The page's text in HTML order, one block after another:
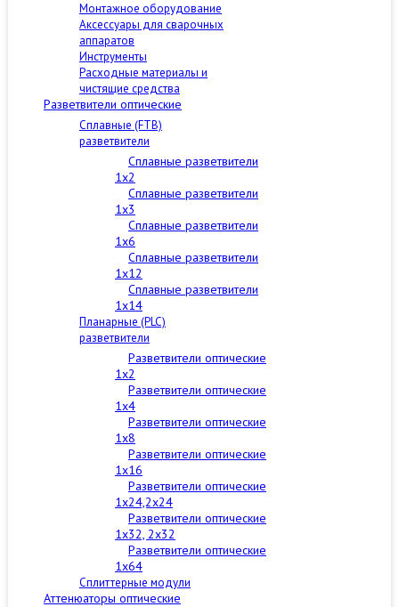
Монтажное оборудование
Аксессуары для сварочных
аппаратов
Инструменты
Расходные материалы и
чистящие средства
Разветвители оптические
Сплавные (FTB)
разветвители
Сплавные разветвители
1x2
Сплавные разветвители
1x3
Сплавные разветвители
1x6
Сплавные разветвители
1x12
Сплавные разветвители
1x14
Планарные (PLC)
разветвители
Разветвители оптические
1x2
Разветвители оптические
1x4
Разветвители оптические
1x8
Разветвители оптические
1x16
Разветвители оптические
1x24,2x24
Разветвители оптические
1x32, 2x32
Разветвители оптические
1x64
Сплиттерные модули
Аттенюаторы оптические